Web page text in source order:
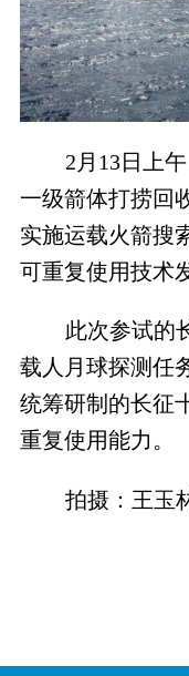
2月13日上
一级箭体打捞回
实施运载火箭搜
可重复使用技术
此次参试的
载人月球探测任
统筹研制的长征
重复使用能力。
拍摄：王玉